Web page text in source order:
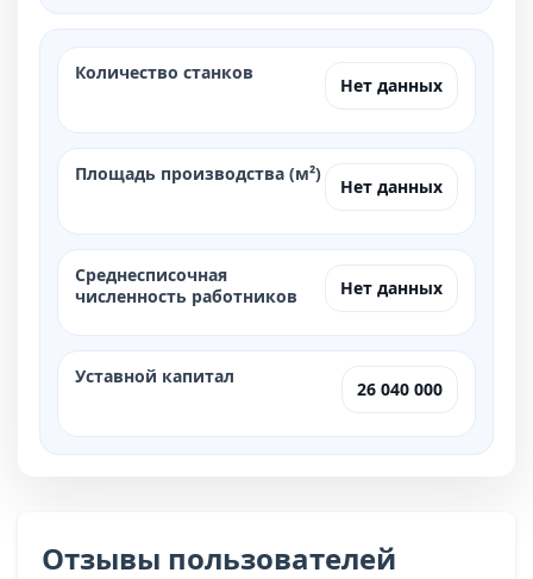
Количество станков
Нет данных
Площадь производства (м²)
Нет данных
Среднесписочная
численность работников
Нет данных
Уставной капитал
26 040 000
Отзывы пользователей